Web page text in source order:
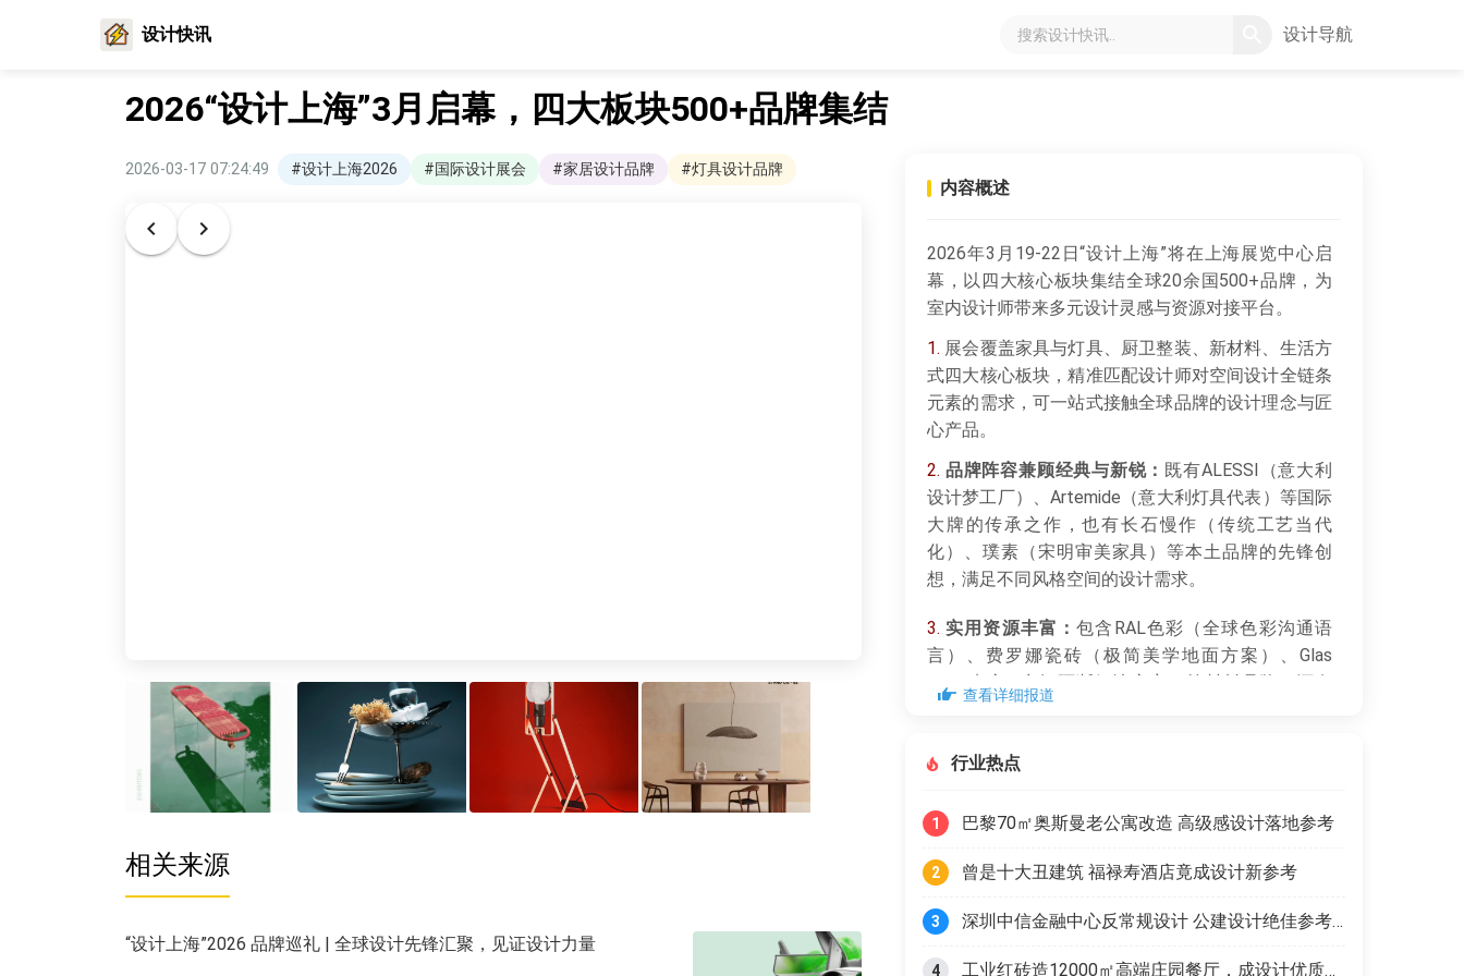
设计快讯 设计导航
2026“设计上海”3月启幕，四大板块500+品牌集结
2026-03-17 07:24:49 #设计上海2026 #国际设计展会 #家居设计品牌 #灯具设计品牌
相关来源
“设计上海”2026 品牌巡礼 | 全球设计先锋汇聚，见证设计力量
内容概述
2026年3月19-22日“设计上海”将在上海展览中心启
幕，以四大核心板块集结全球20余国500+品牌，为
室内设计师带来多元设计灵感与资源对接平台。
1. 展会覆盖家具与灯具、厨卫整装、新材料、生活方
式四大核心板块，精准匹配设计师对空间设计全链条
元素的需求，可一站式接触全球品牌的设计理念与匠
心产品。
2. 品牌阵容兼顾经典与新锐： 既有ALESSI（意大利
设计梦工厂）、Artemide（意大利灯具代表）等国际
大牌的传承之作，也有长石慢作（传统工艺当代
化）、璞素（宋明审美家具）等本土品牌的先锋创
想，满足不同风格空间的设计需求。
3. 实用资源丰富：包含RAL色彩（全球色彩沟通语
言）、费罗娜瓷砖（极简美学地面方案）、Glas
Italia玻璃（空间隔断解决方案）等材料品牌，还有
LEEDARSON（东方非遗灯具）、LINKUNIT（建筑逻
意表达。
元），展会开放时间及地址明确，方便设计师提前安
排行程，对接全球设计力量。
查看详细报道
行业热点
1 巴黎70㎡奥斯曼老公寓改造 高级感设计落地参考
2 曾是十大丑建筑 福禄寿酒店竟成设计新参考
3 深圳中信金融中心反常规设计 公建设计绝佳参考范本
4 工业红砖造12000㎡高端庄园餐厅，成设计优质范本